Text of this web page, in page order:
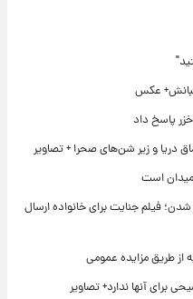
عکس
دریا و زیر شن‌های صحرا + تصاویر
میدان است
فیلم جنایت برای خانواده ارسال
از طریق مزایده عمومی